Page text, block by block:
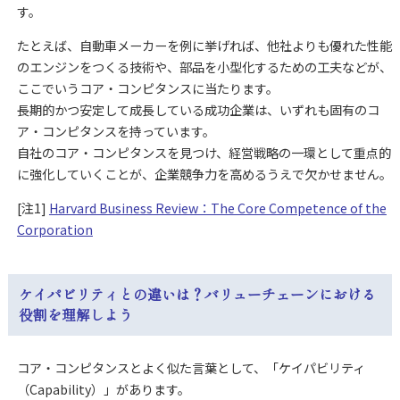
す。
たとえば、自動車メーカーを例に挙げれば、他社よりも優れた性能
のエンジンをつくる技術や、部品を小型化するための工夫などが、
ここでいうコア・コンピタンスに当たります。
長期的かつ安定して成長している成功企業は、いずれも固有のコ
ア・コンピタンスを持っています。
自社のコア・コンピタンスを見つけ、経営戦略の一環として重点的
に強化していくことが、企業競争力を高めるうえで欠かせません。
[注1] Harvard Business Review：The Core Competence of the
Corporation
ケイパビリティとの違いは？バリューチェーンにおける
役割を理解しよう
コア・コンピタンスとよく似た言葉として、「ケイパビリティ
（Capability）」があります。